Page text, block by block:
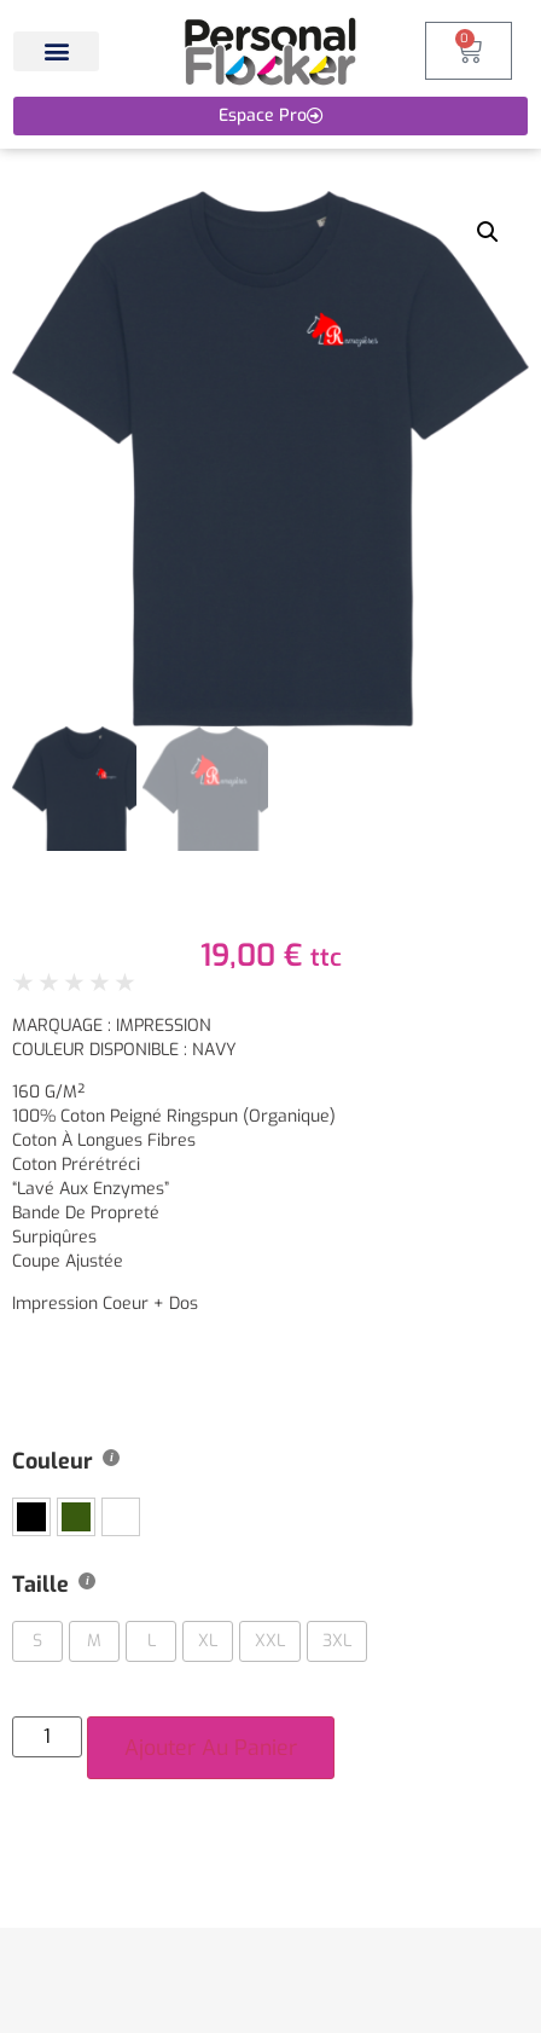
Espace Pro
0
19,00 € ttc
★ ★ ★ ★ ★
MARQUAGE : IMPRESSION
COULEUR DISPONIBLE : NAVY
160 G/m²
100% Coton Peigné Ringspun (organique)
Coton À Longues Fibres
Coton Prérétréci
“lavé Aux Enzymes”
Bande De Propreté
Surpiqûres
Coupe Ajustée
Impression Coeur + Dos
Couleur
Taille
S M L XL XXL 3XL
Ajouter Au Panier